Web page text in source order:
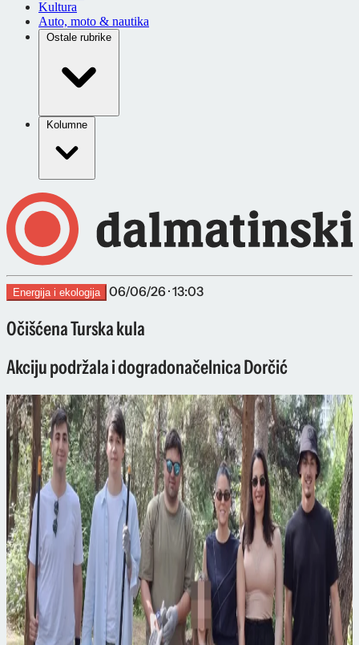
Kultura
Auto, moto & nautika
Ostale rubrike
Kolumne
Energija i ekologija 06/06/26 · 13:03
Očišćena Turska kula
Akciju podržala i dogradonačelnica Dorčić